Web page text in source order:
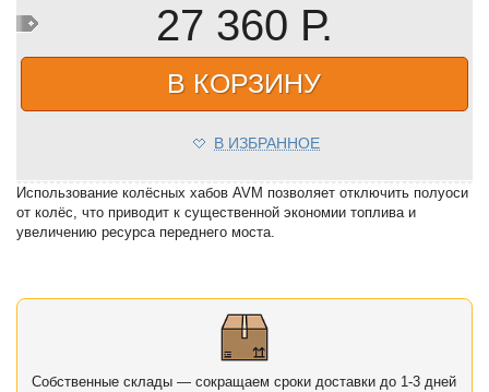
27 360 Р.
В КОРЗИНУ
В ИЗБРАННОЕ
Использование колёсных хабов AVM позволяет отключить полуоси
от колёс, что приводит к существенной экономии топлива и
увеличению ресурса переднего моста.
Собственные склады — сокращаем сроки доставки до 1-3 дней